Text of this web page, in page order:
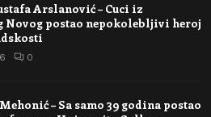
Arslanović – Cuci iz
Novog postao nepokolebljivi heroj
0
– Sa samo 39 godina postao